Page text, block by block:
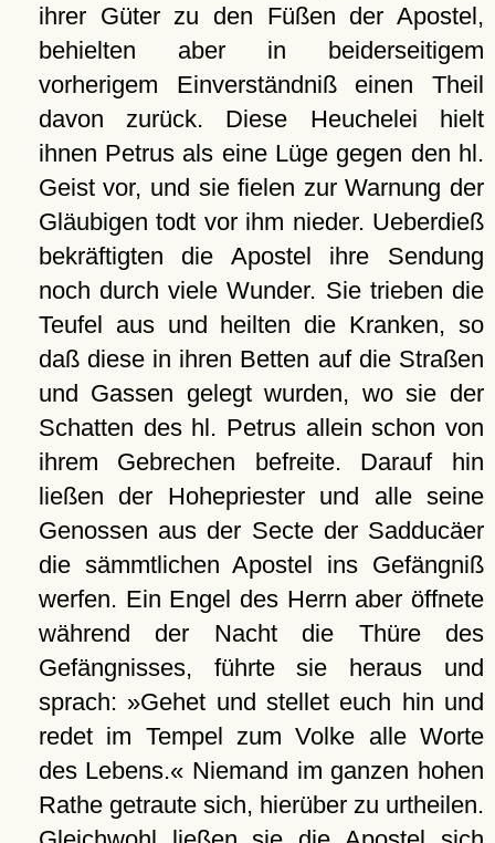
ihrer Güter zu den Füßen der Apostel,
behielten aber in beiderseitigem
vorherigem Einverständniß einen Theil
davon zurück. Diese Heuchelei hielt
ihnen Petrus als eine Lüge gegen den hl.
Geist vor, und sie fielen zur Warnung der
Gläubigen todt vor ihm nieder. Ueberdieß
bekräftigten die Apostel ihre Sendung
noch durch viele Wunder. Sie trieben die
Teufel aus und heilten die Kranken, so
daß diese in ihren Betten auf die Straßen
und Gassen gelegt wurden, wo sie der
Schatten des hl. Petrus allein schon von
ihrem Gebrechen befreite. Darauf hin
ließen der Hohepriester und alle seine
Genossen aus der Secte der Sadducäer
die sämmtlichen Apostel ins Gefängniß
werfen. Ein Engel des Herrn aber öffnete
während der Nacht die Thüre des
Gefängnisses, führte sie heraus und
sprach: »Gehet und stellet euch hin und
redet im Tempel zum Volke alle Worte
des Lebens.« Niemand im ganzen hohen
Rathe getraute sich, hierüber zu urtheilen.